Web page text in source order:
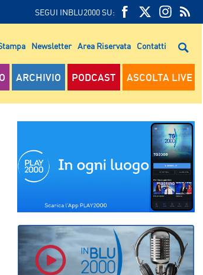
SEGUI INBLU2000 SU:
FEED
RSS
RSS
Newsletter Area Riservata Contatti
ARCHIVIO PODCAST ASCOLTA LIVE